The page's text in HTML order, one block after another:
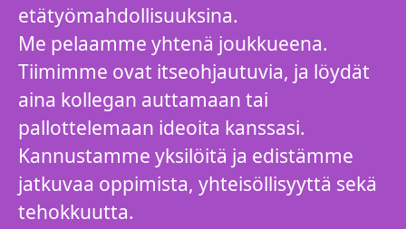
etätyömahdollisuuksina.
Me pelaamme yhtenä joukkueena.
Tiimimme ovat itseohjautuvia, ja löydät
aina kollegan auttamaan tai
pallottelemaan ideoita kanssasi.
Kannustamme yksilöitä ja edistämme
jatkuvaa oppimista, yhteisöllisyyttä sekä
tehokkuutta.